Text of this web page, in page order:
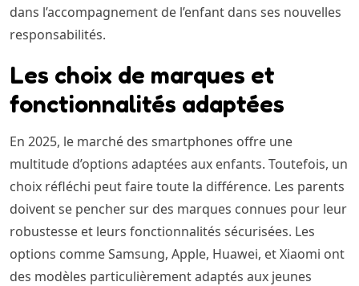
dans l’accompagnement de l’enfant dans ses nouvelles
responsabilités.
Les choix de marques et
fonctionnalités adaptées
En 2025, le marché des smartphones offre une
multitude d’options adaptées aux enfants. Toutefois, un
choix réfléchi peut faire toute la différence. Les parents
doivent se pencher sur des marques connues pour leur
robustesse et leurs fonctionnalités sécurisées. Les
options comme Samsung, Apple, Huawei, et Xiaomi ont
des modèles particulièrement adaptés aux jeunes